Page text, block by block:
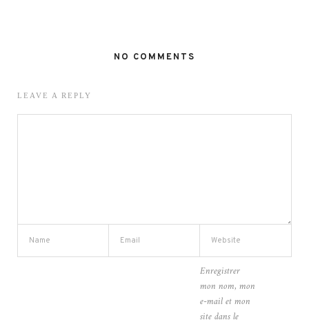
NO COMMENTS
LEAVE A REPLY
Enregistrer
mon nom, mon
e-mail et mon